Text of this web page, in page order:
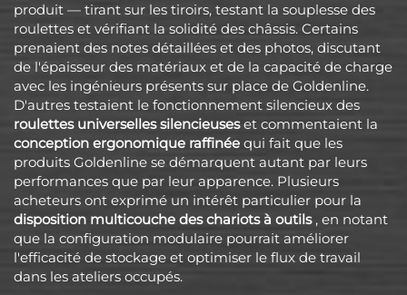
produit — tirant sur les tiroirs, testant la souplesse des
roulettes et vérifiant la solidité des châssis. Certains
prenaient des notes détaillées et des photos, discutant
de l'épaisseur des matériaux et de la capacité de charge
avec les ingénieurs présents sur place de Goldenline.
D'autres testaient le fonctionnement silencieux des
roulettes universelles silencieuseset commentaient la
conception ergonomique raffinée qui fait que les
produits Goldenline se démarquent autant par leurs
performances que par leur apparence. Plusieurs
acheteurs ont exprimé un intérêt particulier pour la
disposition multicouche des chariots à outils , en notant
que la configuration modulaire pourrait améliorer
l'efficacité de stockage et optimiser le flux de travail
dans les ateliers occupés.